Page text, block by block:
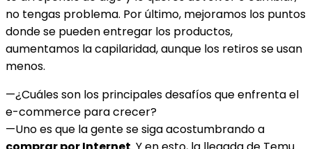
no tengas problema. Por último, mejoramos los puntos
donde se pueden entregar los productos,
aumentamos la capilaridad, aunque los retiros se usan
menos.
—¿Cuáles son los principales desafíos que enfrenta el
e-commerce para crecer?
—Uno es que la gente se siga acostumbrando a